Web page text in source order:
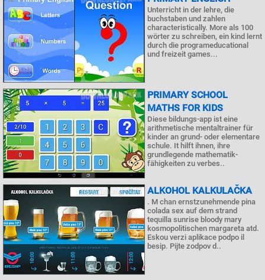
Unterricht in der lehre, die
buchstaben und zahlen
characteristically. More als 100
wörter zu schreiben, ein kind lernt
durch die programeducational
und freizeit games...
PRIMARY SCHOOL
MATHS FOR KIDS
Diese bildungs-app ist eine
arithmetische mentaltrainer für
kinder an grund- oder elementare
schule. It hilft ihnen, ihre
grundlegende mathematik-
fähigkeiten zu verbes..
ALKOHOL KALKULAČKA
. M chan ernstzunehmende pina
colada sex auf dem strand
tequilla sunrise bloody mary
kosmopolitischen margareta atd.
Eskou verzi aplikace podpo il
besip. Pijte zodpov d..